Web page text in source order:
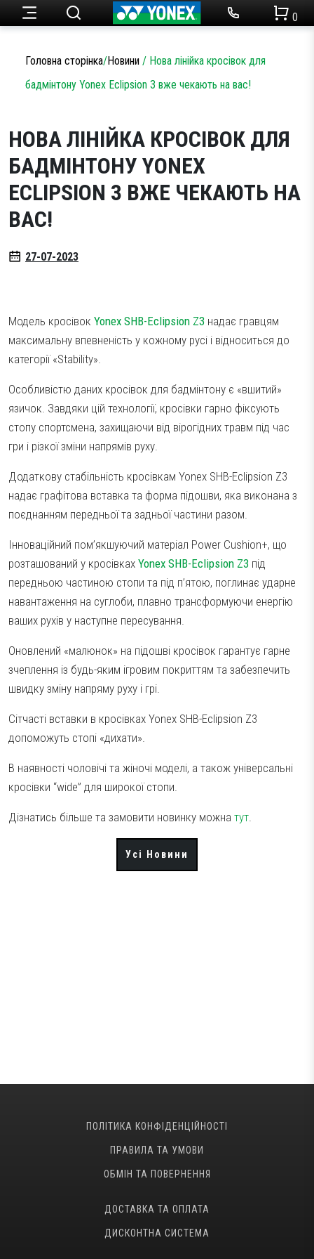
Теніс
Ракетки для тенісу
Струни для тенісу
Сумки для ракеток
М’ячі для тенісу
Намотки
Тестові ракетки
Набори для бадмінтону
Ракетки для бадмінтону
Кросівки для бадмінтону
Струни для бадмінтону
Сумки для ракеток
Аксесуари
Намотки
Гравці Yonex
Одяг
Чоловічий одяг
Дитячий одяг
Аксесуари
Новини
Огляди товарів
Статті
Акції
0
Головна сторінка/Новини / Нова лінійка кросівок для
бадмінтону Yonex Eclipsion 3 вже чекають на вас!
НОВА ЛІНІЙКА КРОСІВОК ДЛЯ
БАДМІНТОНУ YONEX
ECLIPSION 3 ВЖЕ ЧЕКАЮТЬ НА
ВАС!
27-07-2023
Модель кросівок Yonex SHB-Eclipsion Z3 надає гравцям
максимальну впевненість у кожному русі і відноситься до
категорії «Stability».
Особливістю даних кросівок для бадмінтону є «вшитий»
язичок. Завдяки цій технології, кросівки гарно фіксують
стопу спортсмена, захищаючи від вірогідних травм під час
гри і різкої зміни напрямів руху.
Додаткову стабільність кросівкам Yonex SHB-Eclipsion Z3
надає графітова вставка та форма підошви, яка виконана з
поєднанням передньої та задньої частини разом.
Інноваційний пом’якшуючий матеріал Power Cushion+, що
розташований у кросівках Yonex SHB-Eclipsion Z3 під
передньою частиною стопи та під п’ятою, поглинає ударне
навантаження на суглоби, плавно трансформуючи енергію
ваших рухів у наступне пересування.
Оновлений «малюнок» на підошві кросівок гарантує гарне
зчеплення із будь-яким ігровим покриттям та забезпечить
швидку зміну напряму руху і грі.
Сітчасті вставки в кросівках Yonex SHB-Eclipsion Z3
допоможуть стопі «дихати».
В наявності чоловічі та жіночі моделі, а також універсальні
кросівки “wide” для широкої стопи.
Дізнатись більше та замовити новинку можна тут.
Усі Новини
ПОЛІТИКА КОНФІДЕНЦІЙНОСТІ
ПРАВИЛА ТА УМОВИ
ОБМІН ТА ПОВЕРНЕННЯ
ДОСТАВКА ТА ОПЛАТА
ДИСКОНТНА СИСТЕМА